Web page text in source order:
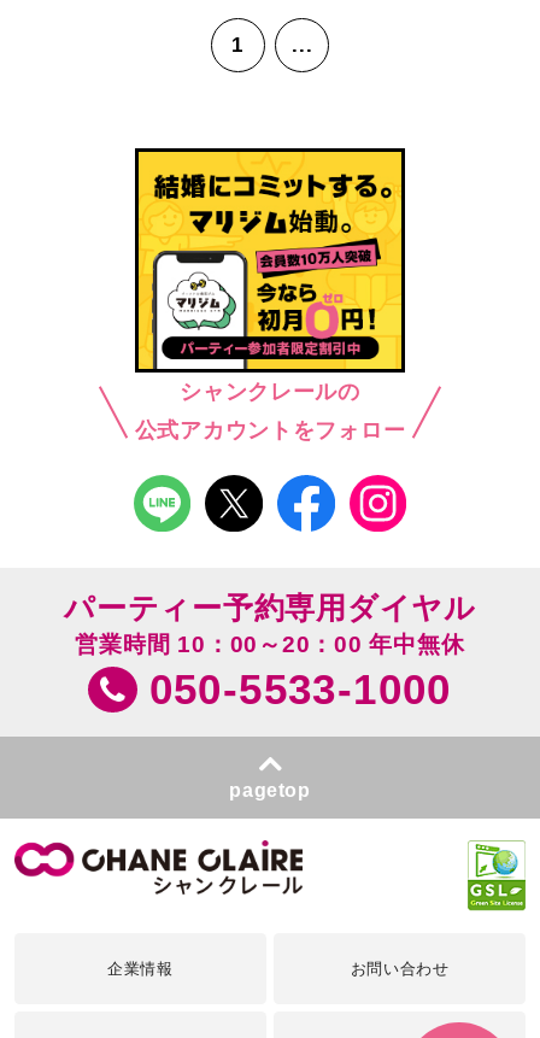
1 ...
シャンクレールの
公式アカウントをフォロー
パーティー予約専用ダイヤル
営業時間 10：00～20：00 年中無休
050-5533-1000
pagetop
企業情報 お問い合わせ